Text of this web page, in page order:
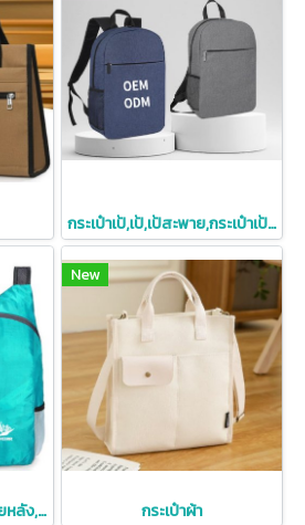
กระเป๋าเป้,เป้,เป้สะพาย,กระเป๋าเป้สะพาย,สกรีนโลโก้,มีหลายแบบให้เลือก
กระเป๋า,กระเป๋าเป้,เป้สะพายหลัง,สกรีนโลโก้,เป้พับได้,กระเป๋าเป้พับได้,ราคาถูก
New
กระเป๋าผ้า